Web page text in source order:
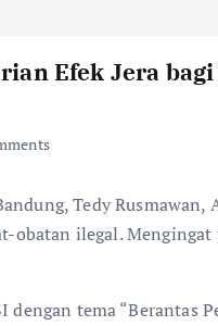
Efek Jera
Tedy
obatan ilegal.
dengan tema “Berantas